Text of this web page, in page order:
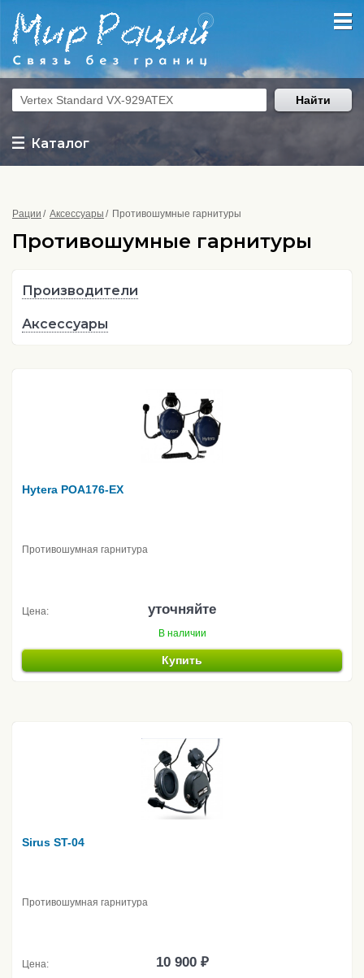
Каталог
Найти
Рации Аксессуары Противошумные гарнитуры
Противошумные гарнитуры
Производители
Аксессуары
Hytera POA176-EX
Противошумная гарнитура
Цена: уточняйте
В наличии
Купить
Sirus ST-04
Противошумная гарнитура
Цена: 10 900 ₽